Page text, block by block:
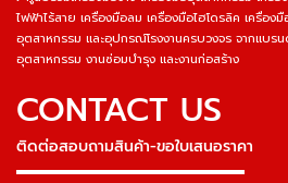
ไฟฟ้าไร้สาย เครื่องมือลม เครื่องมือไฮโดรลิค เครื่อง
อุตสาหกรรม และอุปกรณ์โรงงานครบวงจร จากแบร
อุตสาหกรรม งานซ่อมบำรุง และงานก่อสร้าง
CONTACT US
ติดต่อสอบถามสินค้า-ขอใบเสนอราคา
▬▬▬▬▬▬▬▬▬▬▬▬▬▬▬